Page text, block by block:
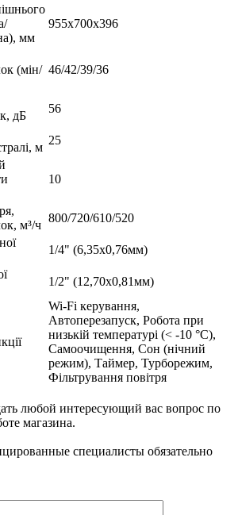
мм
955x700x396
(мін/ 46/42/39/36
дБ
56
м
25
10
м³/ч
800/720/610/520
1/4" (6,35х0,76мм)
1/2" (12,70х0,81мм)
Wi-Fi керування,
Автоперезапуск, Робота при
низькій температурі (< -10 °C),
Самоочищення, Сон (нічний
режим), Таймер, Турборежим,
Фільтрування повітря
любой интересующий вас вопрос по
магазина.
специалисты обязательно